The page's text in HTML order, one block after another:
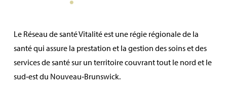
Le Réseau de santé Vitalité est une régie régionale de la
santé qui assure la prestation et la gestion des soins et des
services de santé sur un territoire couvrant tout le nord et le
sud‑est du Nouveau‑Brunswick.